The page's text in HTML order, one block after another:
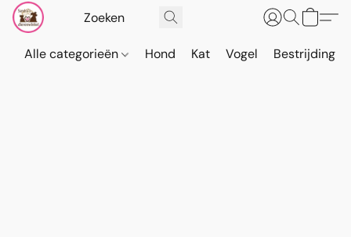
Alle categorieën Hond Kat Vogel Bestrijding